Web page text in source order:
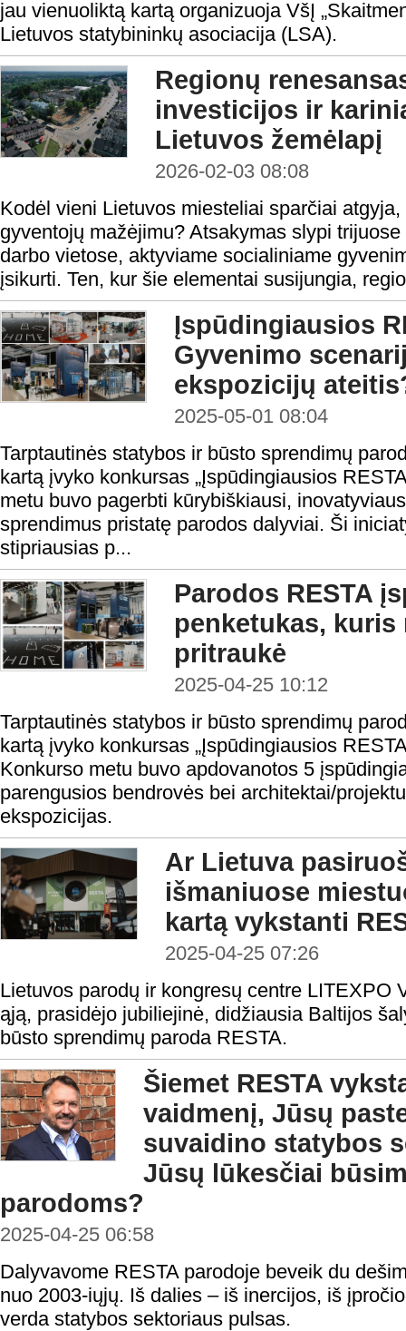
jau vienuoliktą kartą organizuoja VšĮ
Lietuvos statybininkų asociacija (LSA).
Regionų
investicijos ir
Lietuvos žemėlapį
2026-02-03 08:08
Kodėl vieni Lietuvos miesteliai sparčiai
gyventojų mažėjimu? Atsakymas slypi
darbo vietose, aktyviame socialiniame
įsikurti. Ten, kur šie elementai susijungia,
Įspūdingiausios
Gyvenimo
ekspozicijų
2025-05-01 08:04
Tarptautinės statybos ir būsto sprendimų
kartą įvyko konkursas „Įspūdingiausios
metu buvo pagerbti kūrybiškiausi,
sprendimus pristatę parodos dalyviai. Ši
stipriausias p...
Parodos RESTA
penketukas,
pritraukė
2025-04-25 10:12
Tarptautinės statybos ir būsto sprendimų
kartą įvyko konkursas „Įspūdingiausios
Konkurso metu buvo apdovanotos 5
parengusios bendrovės bei architektai/
ekspozicijas.
Ar Lietuva
išmaniuose
kartą vykstanti
2025-04-25 07:26
Lietuvos parodų ir kongresų centre LITEXPO
ąją, prasidėjo jubiliejinė, didžiausia Baltijos
būsto sprendimų paroda RESTA.
Šiemet RESTA
vaidmenį, Jūsų
suvaidino statybos
Jūsų lūkesčiai
parodoms?
2025-04-25 06:58
Dalyvavome RESTA parodoje beveik du
nuo 2003-iųjų. Iš dalies – iš inercijos, iš
verda statybos sektoriaus pulsas.